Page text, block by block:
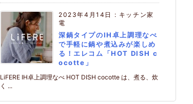
2023年4月14日 : キッチン家
電
深鍋タイプのIH卓上調理なべ
で手軽に鍋や煮込みが楽しめ
る！エレコム「HOT DISH c
ocotte」
LiFERE IH卓上調理なべ HOT DISH cocotte は、煮る、炊
く ...